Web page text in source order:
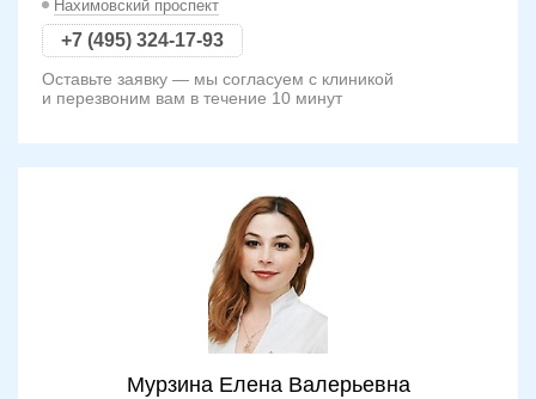
Нахимовский проспект
+7 (495) 324-17-93
Оставьте заявку — мы согласуем с клиникой
и перезвоним вам в течение 10 минут
Мурзина Елена Валерьевна